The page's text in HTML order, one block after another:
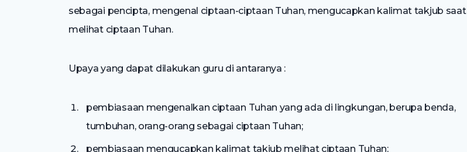
sebagai pencipta, mengenal ciptaan-ciptaan Tuhan, mengucapkan kalimat takjub saat
melihat ciptaan Tuhan.
Upaya yang dapat dilakukan guru di antaranya :
pembiasaan mengenalkan ciptaan Tuhan yang ada di lingkungan, berupa benda,
tumbuhan, orang-orang sebagai ciptaan Tuhan;
pembiasaan mengucapkan kalimat takjub melihat ciptaan Tuhan;